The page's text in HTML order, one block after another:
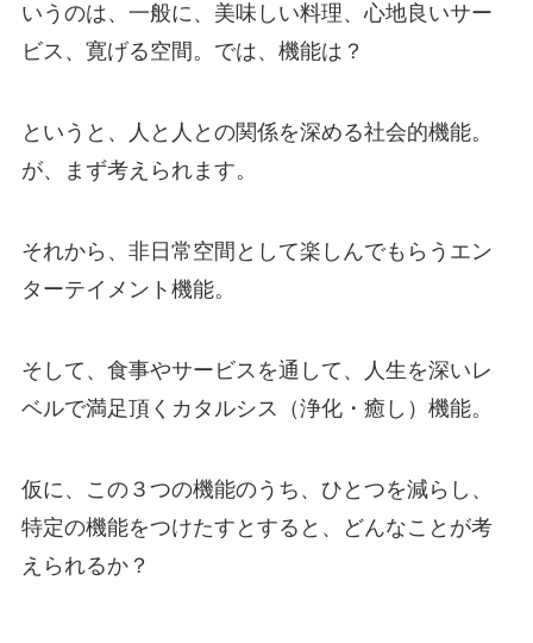
いうのは、一般に、美味しい料理、心地良いサー
ビス、寛げる空間。では、機能は？
というと、人と人との関係を深める社会的機能。
が、まず考えられます。
それから、非日常空間として楽しんでもらうエン
ターテイメント機能。
そして、食事やサービスを通して、人生を深いレ
ベルで満足頂くカタルシス（浄化・癒し）機能。
仮に、この３つの機能のうち、ひとつを減らし、
特定の機能をつけたすとすると、どんなことが考
えられるか？